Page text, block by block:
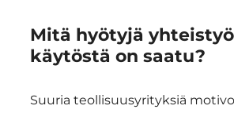
Mitä hyötyjä
käytöstä on saatu?
Suuria teollisuusyrityksiä